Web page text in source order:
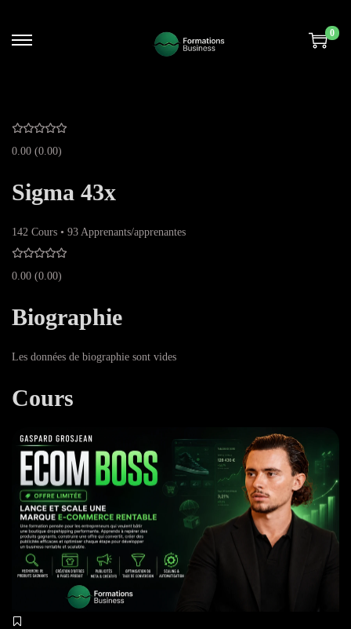
0
0.00 (0.00)
Sigma 43x
142 Cours • 93 Apprenants/apprenantes
0.00 (0.00)
Biographie
Les données de biographie sont vides
Cours